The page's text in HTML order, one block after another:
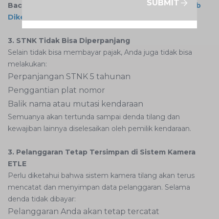
Baca juga:
Jenis-jenis Rambu Lalu Lintas yang Wajib
Diketahui
3. STNK Tidak Bisa Diperpanjang
Selain tidak bisa membayar pajak, Anda juga tidak bisa
melakukan:
Perpanjangan STNK 5 tahunan
Penggantian plat nomor
Balik nama atau mutasi kendaraan
Semuanya akan tertunda sampai denda tilang dan
kewajiban lainnya diselesaikan oleh pemilik kendaraan.
3. Pelanggaran Tetap Tersimpan di Sistem Kamera
ETLE
Perlu diketahui bahwa sistem kamera tilang akan terus
mencatat dan menyimpan data pelanggaran. Selama
denda tidak dibayar:
Pelanggaran Anda akan tetap tercatat
SUBMIT